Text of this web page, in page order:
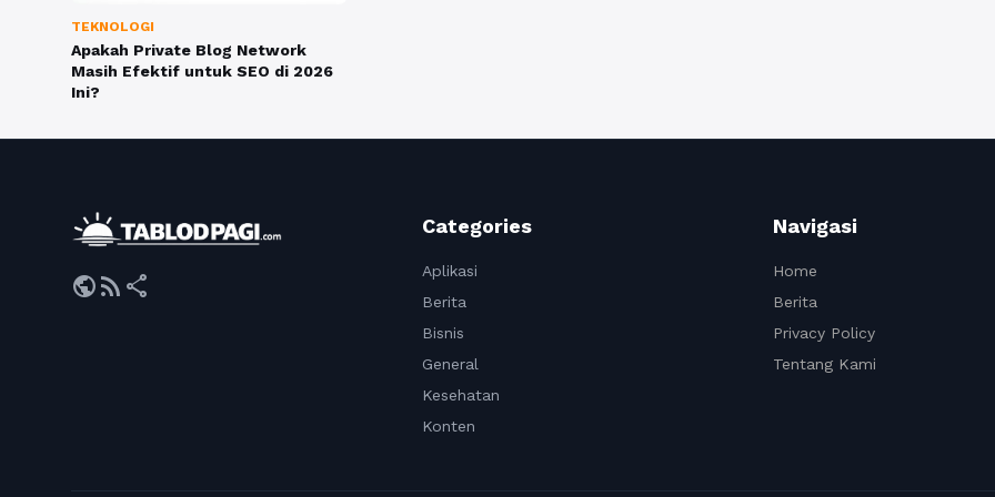
TEKNOLOGI
Apakah Private Blog Network
Masih Efektif untuk SEO di 2026
Ini?
publicrss_feed share
Categories
Aplikasi
Berita
Bisnis
General
Kesehatan
Konten
Navigasi
Home
Berita
Privacy Policy
Tentang Kami